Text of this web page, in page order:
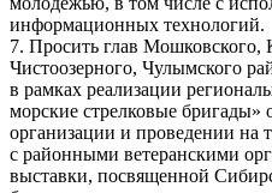
информационных технологий.
7. Просить глав Мошковского,
Чистоозерного, Чулымского
в рамках реализации
морские стрелковые бригады»
организации и проведении на
с районными ветеранскими
выставки, посвященной